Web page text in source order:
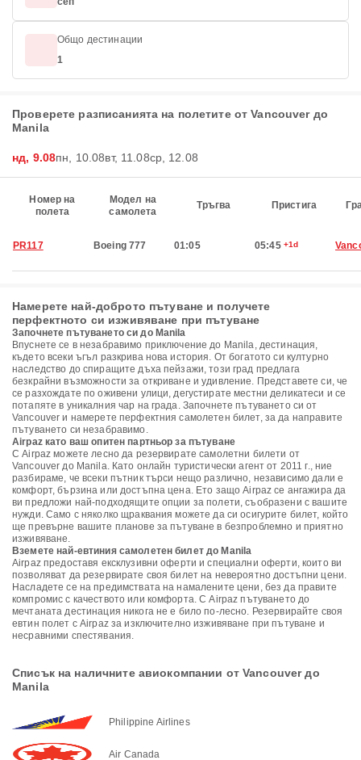
Общо дестинации
1
Проверете разписанията на полетите от Vancouver до
Manila
нд, 9.08пн, 10.08вт, 11.08ср, 12.08
Номер на
полета
Модел на
самолета
Тръгва Пристига
PR117 Boeing 777 01:05 05:45 +1d
Намерете най-доброто пътуване и получете
перфектното си изживяване при пътуване
Започнете пътуването си до Manila
Впуснете се в незабравимо приключение до Manila, дестинация,
където всеки ъгъл разкрива нова история. От богатото си културно
наследство до спиращите дъха пейзажи, този град предлага
безкрайни възможности за откриване и удивление. Представете си, че
се разхождате по оживени улици, дегустирате местни деликатеси и се
потапяте в уникалния чар на града. Започнете пътуването си от
Vancouver и намерете перфектния самолетен билет, за да направите
пътуването си незабравимо.
Airpaz като ваш опитен партньор за пътуване
С Airpaz можете лесно да резервирате самолетни билети от
Vancouver до Manila. Като онлайн туристически агент от 2011 г., ние
разбираме, че всеки пътник търси нещо различно, независимо дали е
комфорт, бързина или достъпна цена. Ето защо Airpaz се ангажира да
ви предложи най-подходящите опции за полети, съобразени с вашите
нужди. Само с няколко щраквания можете да си осигурите билет, който
ще превърне вашите планове за пътуване в безпроблемно и приятно
изживяване.
Вземете най-евтиния самолетен билет до Manila
Airpaz предоставя ексклузивни оферти и специални оферти, които ви
позволяват да резервирате своя билет на невероятно достъпни цени.
Насладете се на предимствата на намалените цени, без да правите
компромис с качеството или комфорта. С Airpaz пътуването до
мечтаната дестинация никога не е било по-лесно. Резервирайте своя
евтин полет с Airpaz за изключително изживяване при пътуване и
несравними спестявания.
Списък на наличните авиокомпании от Vancouver до
Manila
Philippine Airlines
Air Canada